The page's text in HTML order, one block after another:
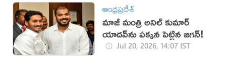
ఆంధ్రప్రదేశ్
మాజీ మంత్రి అనిల్ కుమార్
యాదవ్‌ను పక్కన పెట్టిన జగన్!
Jul 20, 2026, 14:07 IST